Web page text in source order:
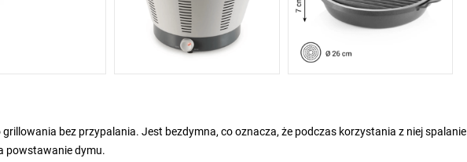
bez przypalania. Jest bezdymna, co oznacza, że podczas korzystania z niej spalanie
powstawanie dymu.